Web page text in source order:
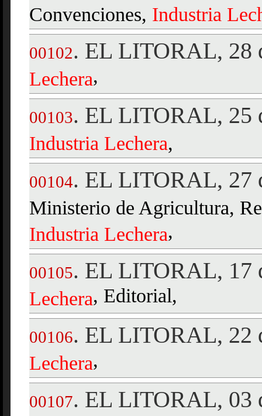
Convenciones, Industria
00102. EL LITORAL, 28
Lechera,
00103. EL LITORAL, 25
Industria Lechera,
00104. EL LITORAL, 27
Ministerio de Agricultura,
Industria Lechera,
00105. EL LITORAL, 17
Lechera, Editorial,
00106. EL LITORAL, 22
Lechera,
00107. EL LITORAL, 03